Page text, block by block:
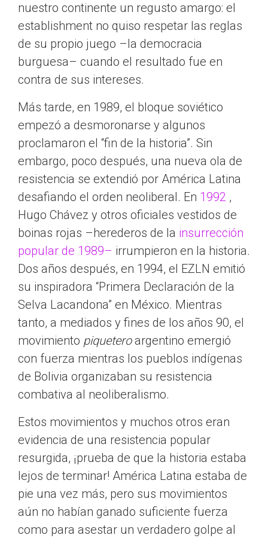
nuestro continente un regusto amargo: el
establishment no quiso respetar las reglas
de su propio juego –la democracia
burguesa– cuando el resultado fue en
contra de sus intereses.
Más tarde, en 1989, el bloque soviético
empezó a desmoronarse y algunos
proclamaron el “fin de la historia”. Sin
embargo, poco después, una nueva ola de
resistencia se extendió por América Latina
desafiando el orden neoliberal. En 1992 ,
Hugo Chávez y otros oficiales vestidos de
boinas rojas –herederos de la insurrección
popular de 1989– irrumpieron en la historia.
Dos años después, en 1994, el EZLN emitió
su inspiradora “Primera Declaración de la
Selva Lacandona” en México. Mientras
tanto, a mediados y fines de los años 90, el
movimiento piqueteroargentino emergió
con fuerza mientras los pueblos indígenas
de Bolivia organizaban su resistencia
combativa al neoliberalismo.
Estos movimientos y muchos otros eran
evidencia de una resistencia popular
resurgida, ¡prueba de que la historia estaba
lejos de terminar! América Latina estaba de
pie una vez más, pero sus movimientos
aún no habían ganado suficiente fuerza
como para asestar un verdadero golpe al